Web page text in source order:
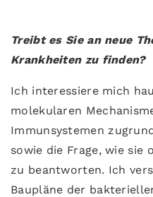
Treibt es Sie an neue
Krankheiten zu finden?
Ich interessiere mich
molekularen
Immunsystemen
sowie die Frage, wie
zu beantworten. Ich
Baupläne der